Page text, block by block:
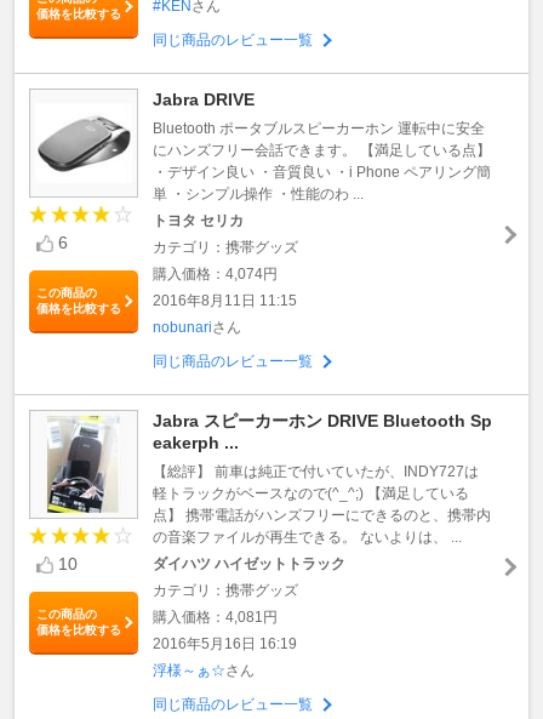
価格を比較する
#KEN さん
同じ商品のレビュー一覧
6
この商品の
価格を比較する
Jabra DRIVE
Bluetooth ポータブルスピーカーホン 運転中に安全
にハンズフリー会話できます。 【満足している点】
・デザイン良い ・音質良い ・i Phone ペアリング簡
単 ・シンプル操作 ・性能のわ ...
トヨタ セリカ
カテゴリ：携帯グッズ
購入価格：4,074円
2016年8月11日 11:15
nobunariさん
同じ商品のレビュー一覧
10
この商品の
価格を比較する
Jabra スピーカーホン DRIVE Bluetooth Sp
eakerph ...
【総評】 前車は純正で付いていたが、INDY727は
軽トラックがベースなので(^_^;) 【満足している
点】 携帯電話がハンズフリーにできるのと、携帯内
の音楽ファイルが再生できる。 ないよりは、 ...
ダイハツ ハイゼットトラック
カテゴリ：携帯グッズ
購入価格：4,081円
2016年5月16日 16:19
浮様～ぁ☆さん
同じ商品のレビュー一覧